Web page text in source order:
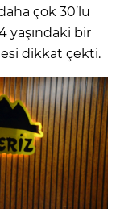
çok 30’lu
yaşındaki bir
dikkat çekti.